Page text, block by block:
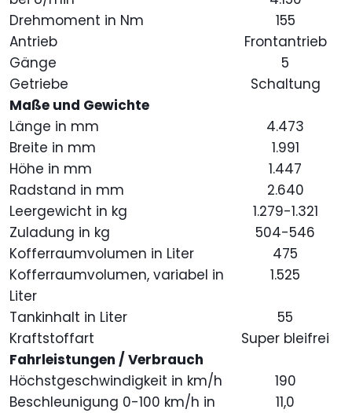
Drehmoment in Nm
155
Antrieb
Frontantrieb
Gänge
5
Getriebe
Schaltung
Maße und Gewichte
Länge in mm
4.473
Breite in mm
1.991
Höhe in mm
1.447
Radstand in mm
2.640
Leergewicht in kg
1.279-1.321
Zuladung in kg
504-546
Kofferraumvolumen in Liter
475
Kofferraumvolumen, variabel in
Liter
1.525
Tankinhalt in Liter
55
Kraftstoffart
Super bleifrei
Fahrleistungen / Verbrauch
Höchstgeschwindigkeit in km/h
190
Beschleunigung 0-100 km/h in
11,0